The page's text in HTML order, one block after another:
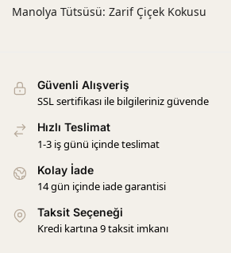
Manolya Tütsüsü: Zarif Çiçek Kokusu
Güvenli Alışveriş
SSL sertifikası ile bilgileriniz güvende
Hızlı Teslimat
1-3 iş günü içinde teslimat
Kolay İade
14 gün içinde iade garantisi
Taksit Seçeneği
Kredi kartına 9 taksit imkanı